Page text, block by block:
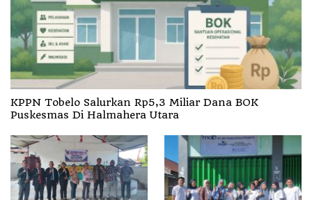
KPPN Tobelo Salurkan Rp5,3 Miliar Dana BOK
Puskesmas Di Halmahera Utara